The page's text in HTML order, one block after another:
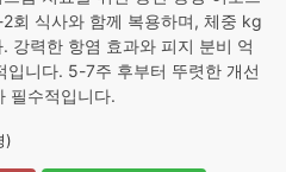
회 식사와 함께 복용하며, 체중 kg
강력한 항염 효과와 피지 분비 억
입니다. 5-7주 후부터 뚜렷한 개선
필수적입니다.
)